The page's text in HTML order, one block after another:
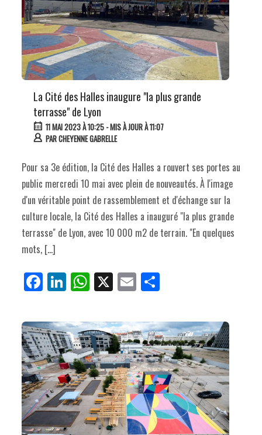
La Cité des Halles inaugure "la plus grande
terrasse" de Lyon
11 MAI 2023 À 10:25- MIS À JOUR À 11:07
PARCHEYENNE GABRELLE
Pour sa 3e édition, la Cité des Halles a rouvert ses portes au
public mercredi 10 mai avec plein de nouveautés. À l'image
d'un véritable point de rassemblement et d'échange sur la
culture locale, la Cité des Halles a inauguré "la plus grande
terrasse" de Lyon, avec 10 000 m2 de terrain. "En quelques
mots, […]
Fa
ce
bo
ok
Li
nk
ed
In
W
ha
ts
Ap
p
X E
m
ail
Pa
rt
ag
er